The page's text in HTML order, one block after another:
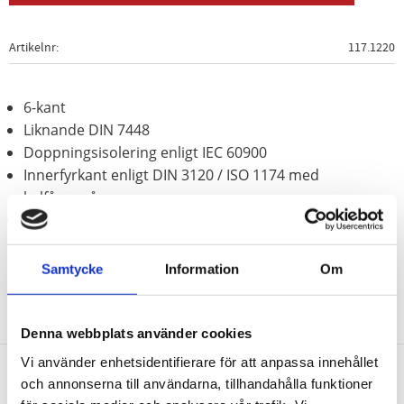
Samtycke Information Om
Denna webbplats använder cookies
Vi använder enhetsidentifierare för att anpassa innehållet
och annonserna till användarna, tillhandahålla funktioner
Artikelnr 117.1220
6-kant
Liknande DIN 7448
Doppningsisolering enligt IEC 60900
Innerfyrkant enligt DIN 3120 / ISO 1174 med
kulfångspår
Krom vanadium